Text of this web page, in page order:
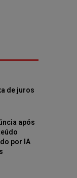
de juros
após
por IA